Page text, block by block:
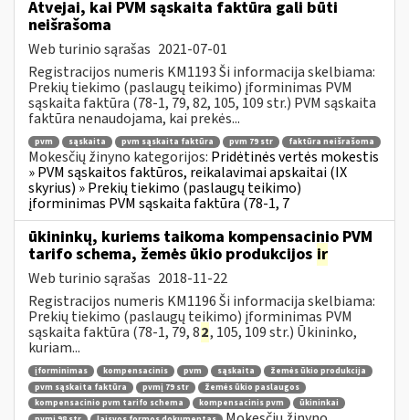
Atvejai, kai PVM sąskaita faktūra gali būti
neišrašoma
Web turinio sąrašas 2021-07-01
Registracijos numeris KM1193 Ši informacija skelbiama:
Prekių tiekimo (paslaugų teikimo) įforminimas PVM
sąskaita faktūra (78-1, 79, 82, 105, 109 str.) PVM sąskaita
faktūra nenaudojama, kai prekės...
pvm sąskaita pvm sąskaita faktūra pvm 79 str faktūra neišrašoma
Mokesčių žinyno kategorijos: Pridėtinės vertės mokestis
» PVM sąskaitos faktūros, reikalavimai apskaitai (IX
skyrius) » Prekių tiekimo (paslaugų teikimo)
įforminimas PVM sąskaita faktūra (78-1, 7
ūkininkų, kuriems taikoma kompensacinio PVM
tarifo schema, žemės ūkio produkcijos ir
Web turinio sąrašas 2018-11-22
Registracijos numeris KM1196 Ši informacija skelbiama:
Prekių tiekimo (paslaugų teikimo) įforminimas PVM
sąskaita faktūra (78-1, 79, 82, 105, 109 str.) Ūkininko,
kuriam...
įforminimas kompensacinis pvm sąskaita
žemės ūkio produkcija
pvm sąskaita faktūra
pvmį 79 str
žemės ūkio paslaugos
kompensacinio pvm tarifo schema
kompensacinis pvm
ūkininkai